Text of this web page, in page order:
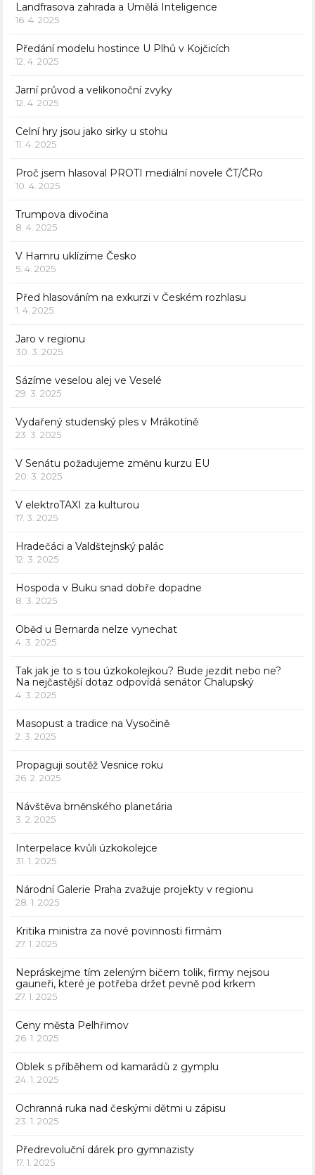
Landfrasova zahrada a Umělá Inteligence
16. 4. 2025
Předání modelu hostince U Plhů v Kojčicích
12. 4. 2025
Jarní průvod a velikonoční zvyky
12. 4. 2025
Celní hry jsou jako sirky u stohu
11. 4. 2025
Proč jsem hlasoval PROTI mediální novele ČT/ČRo
10. 4. 2025
Trumpova divočina
8. 4. 2025
V Hamru uklízíme Česko
5. 4. 2025
Před hlasováním na exkurzi v Českém rozhlasu
1. 4. 2025
Jaro v regionu
30. 3. 2025
Sázíme veselou alej ve Veselé
29. 3. 2025
Vydařený studenský ples v Mrákotíně
23. 3. 2025
V Senátu požadujeme změnu kurzu EU
20. 3. 2025
V elektroTAXI za kulturou
17. 3. 2025
Hradečáci a Valdštejnský palác
12. 3. 2025
Hospoda v Buku snad dobře dopadne
8. 3. 2025
Oběd u Bernarda nelze vynechat
4. 3. 2025
Tak jak je to s tou úzkokolejkou? Bude jezdit nebo ne?
Na nejčastější dotaz odpovídá senátor Chalupský
4. 3. 2025
Masopust a tradice na Vysočině
2. 3. 2025
Propaguji soutěž Vesnice roku
26. 2. 2025
Návštěva brněnského planetária
3. 2. 2025
Interpelace kvůli úzkokolejce
31. 1. 2025
Národní Galerie Praha zvažuje projekty v regionu
28. 1. 2025
Kritika ministra za nové povinnosti firmám
27. 1. 2025
Nepráskejme tím zeleným bičem tolik, firmy nejsou
gauneři, které je potřeba držet pevně pod krkem
27. 1. 2025
Ceny města Pelhřimov
26. 1. 2025
Oblek s příběhem od kamarádů z gymplu
24. 1. 2025
Ochranná ruka nad českými dětmi u zápisu
23. 1. 2025
Předrevoluční dárek pro gymnazisty
17. 1. 2025